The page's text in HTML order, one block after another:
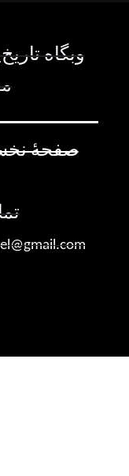
وبگاه
صفحۀ